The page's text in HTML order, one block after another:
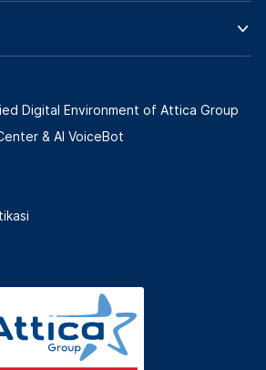
Digital Environment of Attica Group
& ΑΙ VoiceBot